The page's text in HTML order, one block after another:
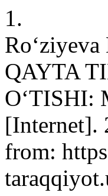
1.
QAYTA
O‘TISHI:
[Internet].
from: